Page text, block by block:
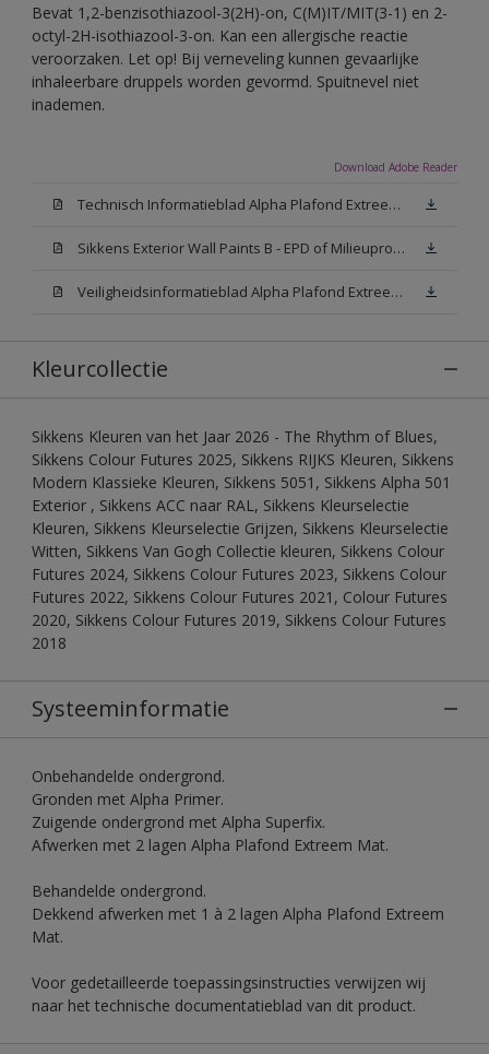
Bevat 1,2-benzisothiazool-3(2H)-on, C(M)IT/MIT(3-1) en 2-
octyl-2H-isothiazool-3-on. Kan een allergische reactie
veroorzaken. Let op! Bij verneveling kunnen gevaarlijke
inhaleerbare druppels worden gevormd. Spuitnevel niet
inademen.
Download Adobe Reader
Technisch Informatieblad Alpha Plafond Extreem Mat (PDF)
Sikkens Exterior Wall Paints B - EPD of Milieuproductverklaring
Veiligheidsinformatieblad Alpha Plafond Extreem Mat White W05 (MSDS)
Kleurcollectie
Sikkens Kleuren van het Jaar 2026 - The Rhythm of Blues,
Sikkens Colour Futures 2025, Sikkens RIJKS Kleuren, Sikkens
Modern Klassieke Kleuren, Sikkens 5051, Sikkens Alpha 501
Exterior , Sikkens ACC naar RAL, Sikkens Kleurselectie
Kleuren, Sikkens Kleurselectie Grijzen, Sikkens Kleurselectie
Witten, Sikkens Van Gogh Collectie kleuren, Sikkens Colour
Futures 2024, Sikkens Colour Futures 2023, Sikkens Colour
Futures 2022, Sikkens Colour Futures 2021, Colour Futures
2020, Sikkens Colour Futures 2019, Sikkens Colour Futures
2018
Systeeminformatie
Onbehandelde ondergrond.
Gronden met Alpha Primer.
Zuigende ondergrond met Alpha Superfix.
Afwerken met 2 lagen Alpha Plafond Extreem Mat.
Behandelde ondergrond.
Dekkend afwerken met 1 à 2 lagen Alpha Plafond Extreem
Mat.
Voor gedetailleerde toepassingsinstructies verwijzen wij
naar het technische documentatieblad van dit product.